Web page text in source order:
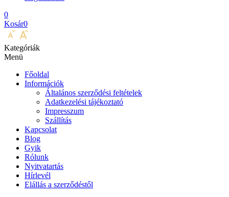
0
Kosár0
Kategóriák
Menü
Főoldal
Információk
Általános szerződési feltételek
Adatkezelési tájékoztató
Impresszum
Szállítás
Kapcsolat
Blog
Gyik
Rólunk
Nyitvatartás
Hírlevél
Elállás a szerződéstől